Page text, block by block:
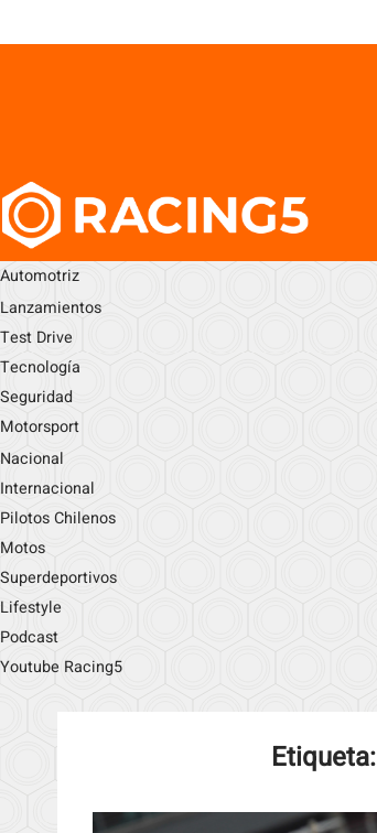
Automotriz
Lanzamientos
Test Drive
Tecnología
Seguridad
Motorsport
Nacional
Internacional
Pilotos Chilenos
Motos
Superdeportivos
Lifestyle
Podcast
Youtube Racing5
Etiqueta: